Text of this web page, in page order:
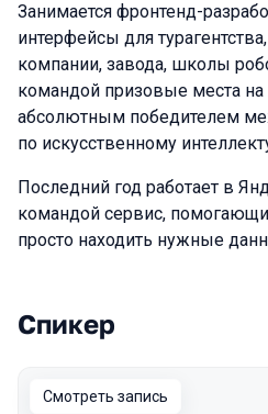
Занимается фронтенд-
интерфейсы для
компании, завода, школы
командой призовые места на
абсолютным победителем
по искусственному
Последний год работает в
командой сервис,
просто находить нужные
Выступления в
Спикер
Смотреть запись